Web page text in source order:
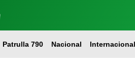
Patrulla 790 Nacional Internacional